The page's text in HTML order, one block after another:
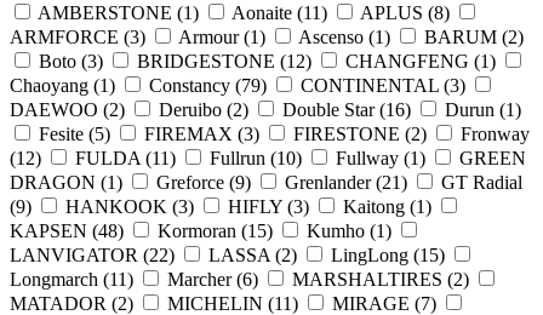
AMBERSTONE (1) Aonaite (11) APLUS (8)
ARMFORCE (3) Armour(1) Ascenso (1) BARUM (2)
Boto (3) BRIDGESTONE (12) CHANGFENG (1)
Chaoyang (1) Constancy (79) CONTINENTAL (3)
DAEWOO (2) Deruibo (2) Double Star(16) Durun (1)
Fesite (5) FIREMAX (3) FIRESTONE (2)
Fronway
(12)
FULDA (11) Fullrun (10) Fullway (1)
GREEN
DRAGON (1) Greforce (9) Grenlander(21)
GT Radial
(9)
HANKOOK (3) HIFLY (3) Kaitong (1)
KAPSEN (48) Kormoran (15) Kumho (1)
LANVIGATOR (22) LASSA (2) LingLong (15)
Longmarch (11) Marcher(6) MARSHALTIRES (2)
MATADOR (2) MICHELIN (11) MIRAGE (7)